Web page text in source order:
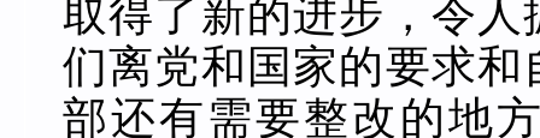
取得了新的进步，令
们离党和国家的要求
部还有需要整改的地